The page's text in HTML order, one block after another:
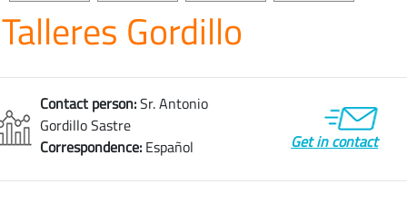
Talleres Gordillo
Contact person:Sr. Antonio
Gordillo Sastre
Correspondence: Español Get in contact